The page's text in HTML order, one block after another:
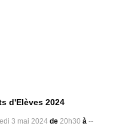
d'Elèves 2024
3 mai 2024 de 20h30 à --